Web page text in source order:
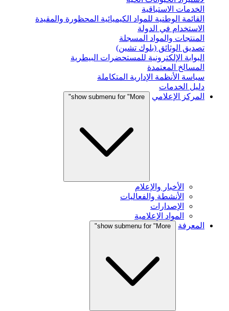
الخدمات الاستباقية
القائمة الوطنية للمواد الكيميائية المحظورة والمقيدة
الاستخدام في الدولة
المنتجات والمواد المسجلة
تصديق الوثائق (بلوك تشين)
البوابة الإلكترونية للمستحضرات البيطرية
المسالخ المعتمدة
سياسة الأنظمة الإدارية المتكاملة
دليل الخدمات
المركز الإعلامي
show submenu for "More"
الأخبار والإعلام
الأنشطة والفعاليات
الإصدارات
المواد الإعلامية
المعرفة
show submenu for "More"